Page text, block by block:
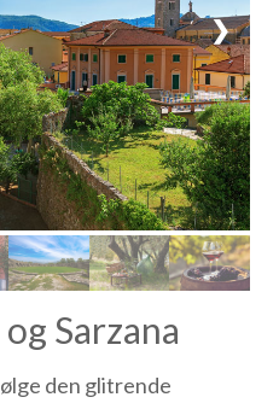
❯
Sarzana
den glitrende